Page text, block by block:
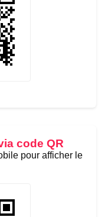
code QR
pour afficher le